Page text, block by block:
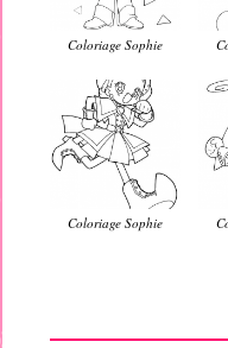
Coloriage Sophie
Coloriage Sophie